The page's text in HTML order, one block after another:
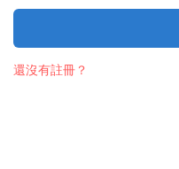
還沒有註冊？